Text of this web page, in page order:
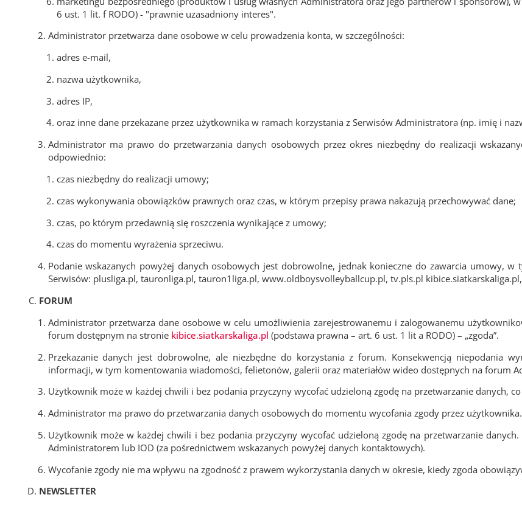
6 ust. 1 lit. f RODO) - "prawnie uzasadniony interes".
Administrator przetwarza dane osobowe w celu prowadzenia konta, w szczególności:
adres e-mail,
nazwa użytkownika,
adres IP,
oraz inne dane przekazane przez użytkownika w ramach korzystania z Serwisów Administratora (np. imię i
Administrator ma prawo do przetwarzania danych osobowych przez okres niezbędny do realizacji
odpowiednio:
czas niezbędny do realizacji umowy;
czas wykonywania obowiązków prawnych oraz czas, w którym przepisy prawa nakazują przechowywać dane;
czas, po którym przedawnią się roszczenia wynikające z umowy;
czas do momentu wyrażenia sprzeciwu.
Podanie wskazanych powyżej danych osobowych jest dobrowolne, jednak konieczne do zawarcia umowy,
Serwisów: plusliga.pl, tauronliga.pl, tauron1liga.pl, www.oldboysvolleyballcup.pl, tv.pls.pl
FORUM
Administrator przetwarza dane osobowe w celu umożliwienia zarejestrowanemu i zalogowanemu
forum dostępnym na stronie kibice.siatkarskaliga.pl (podstawa prawna – art. 6 ust. 1 lit a RODO) – „zgoda”.
Przekazanie danych jest dobrowolne, ale niezbędne do korzystania z forum. Konsekwencją niepodania
informacji, w tym komentowania wiadomości, felietonów, galerii oraz materiałów wideo dostępnych na forum
Użytkownik może w każdej chwili i bez podania przyczyny wycofać udzieloną zgodę na przetwarzanie danych,
Administrator ma prawo do przetwarzania danych osobowych do momentu wycofania zgody przez użytkownika.
Użytkownik może w każdej chwili i bez podania przyczyny wycofać udzieloną zgodę na przetwarzanie
Administratorem lub IOD (za pośrednictwem wskazanych powyżej danych kontaktowych).
Wycofanie zgody nie ma wpływu na zgodność z prawem wykorzystania danych w okresie, kiedy zgoda
NEWSLETTER